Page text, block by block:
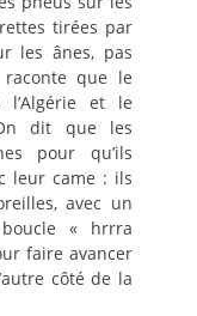
tirées par
les ânes, pas
raconte que le
et le
dit que les
pour qu’ils
leur came : ils
avec un
« hrrra
faire avancer
côté de la